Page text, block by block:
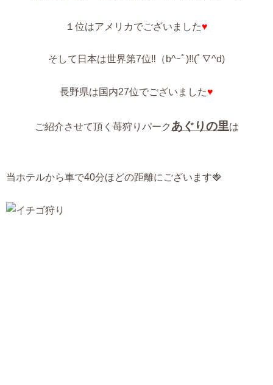
１位はアメリカでございました♥
そして日本は世界第7位‼（b^ｰﾟ)!!(ﾟ∇^d)
長野県は国内27位でございました♥
ご紹介させて頂く苺狩りパーク あぐりの里は
当ホテルから車で40分ほどの距離にございます🍓